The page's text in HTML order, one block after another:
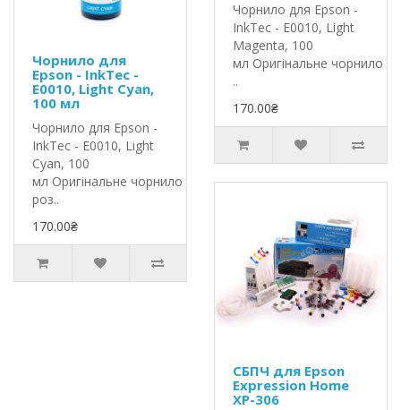
Чорнило для
Epson - InkTec -
E0010, Light Cyan,
100 мл
Чорнило для Epson -
InkTec - E0010, Light
Cyan, 100
мл Оригінальне чорнило InkTec
роз..
170.00₴
Чорнило для Epson -
InkTec - E0010, Light
Magenta, 100
мл Оригінальне чорнило
..
170.00₴
СБПЧ для Epson
Expression Home
XP-306